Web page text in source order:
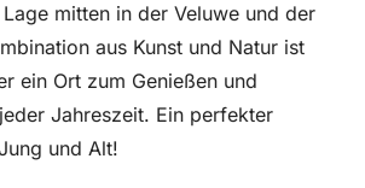
mitten in der Veluwe und der
aus Kunst und Natur ist
ein Ort zum Genießen und
Jahreszeit. Ein perfekter
und Alt!